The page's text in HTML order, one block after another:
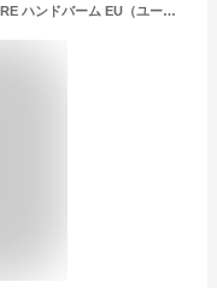
エンパイア オーストラリア AROMAPURE ハンドバーム EU（ユーカリ・レモングラス・ライム） 125ml | ハンドクリーム